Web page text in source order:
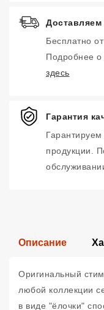
Доставляем
Бесплатно
Подробнее о
здесь
Гарантия
продукции.
Описание
Оригинальный
любой коллекции
в виде "ёлочки"